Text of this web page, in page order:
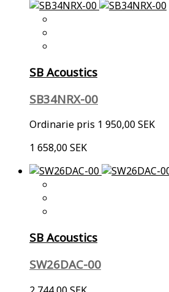
SB Acoustics
SB34NRX-00
Ordinarie pris 1 950,00 SEK
1 658,00 SEK
SB Acoustics
SW26DAC-00